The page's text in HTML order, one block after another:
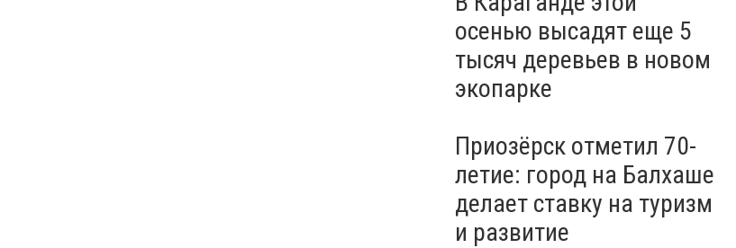
осенью высадят еще 5
тысяч деревьев в новом
экопарке
Приозёрск отметил 70-
летие: город на Балхаше
делает ставку на туризм
и развитие